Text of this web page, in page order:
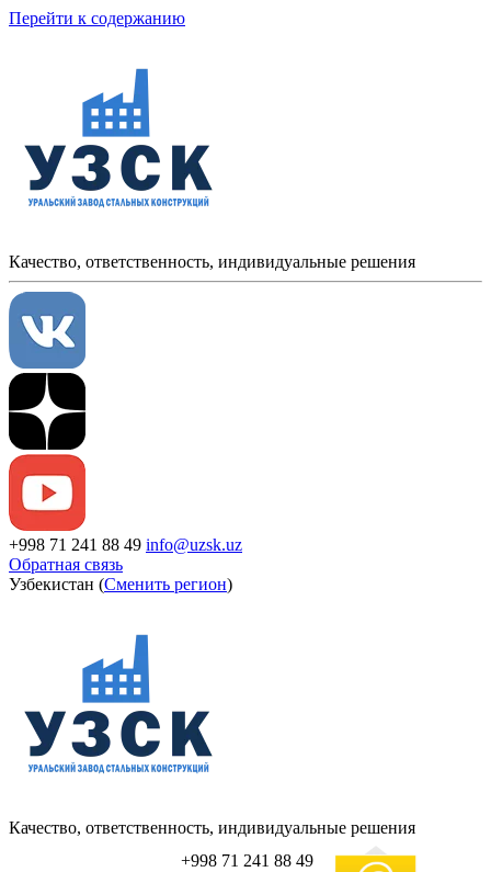
Перейти к содержанию
Качество, ответственность, индивидуальные решения
+998 71 241 88 49 info@uzsk.uz
Обратная связь
Узбекистан (Сменить регион)
Качество, ответственность, индивидуальные решения
+998 71 241 88 49